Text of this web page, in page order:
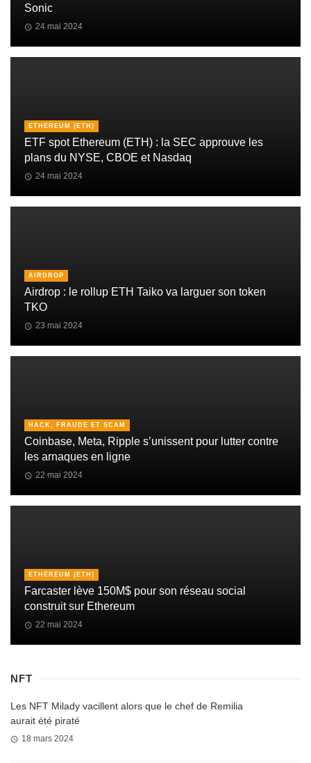
Sonic
24 mai 2024
ETHEREUM (ETH)
ETF spot Ethereum (ETH) : la SEC approuve les
plans du NYSE, CBOE et Nasdaq
24 mai 2024
AIRDROP
Airdrop : le rollup ETH Taiko va larguer son token
TKO
23 mai 2024
HACK, FRAUDE ET SCAM
Coinbase, Meta, Ripple s’unissent pour lutter contre
les arnaques en ligne
22 mai 2024
ETHEREUM (ETH)
Farcaster lève 150M$ pour son réseau social
construit sur Ethereum
22 mai 2024
NFT
Les NFT Milady vacillent alors que le chef de Remilia
aurait été piraté
18 mars 2024